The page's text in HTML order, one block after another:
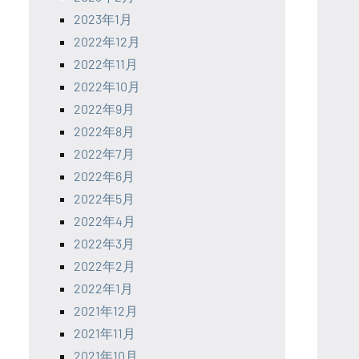
2023年1月
2022年12月
2022年11月
2022年10月
2022年9月
2022年8月
2022年7月
2022年6月
2022年5月
2022年4月
2022年3月
2022年2月
2022年1月
2021年12月
2021年11月
2021年10月